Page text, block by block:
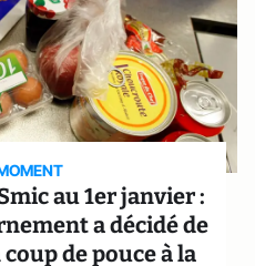
au 1er janvier :
a décidé de
de pouce à la